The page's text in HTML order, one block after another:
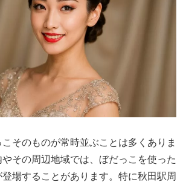
そのものが常時並ぶことは多くありま
その周辺地域では、ぼだっこを使った
場することがあります。特に秋田駅周